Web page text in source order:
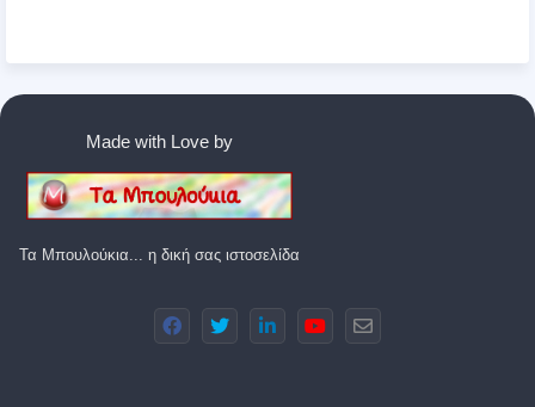
Made with Love by
Τα Μπουλούκια... η δική σας ιστοσελίδα